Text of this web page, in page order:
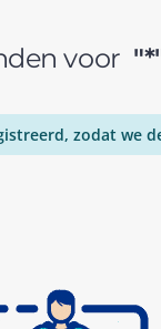
voor
zodat we